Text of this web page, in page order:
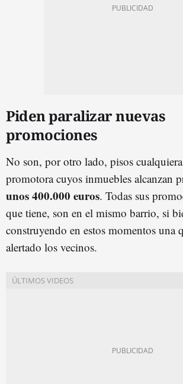
Piden paralizar nuevas
promociones
No son, por otro lado, pisos
promotora cuyos inmuebles alcanzan
unos 400.000 euros. Todas sus
que tiene, son en el mismo barrio, si
construyendo en estos momentos una
alertado los vecinos.